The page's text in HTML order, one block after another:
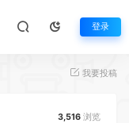
登录
我要投稿
3,516 浏览